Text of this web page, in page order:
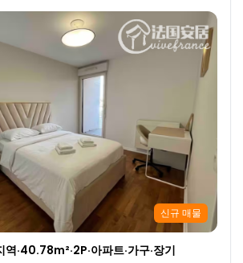
신규 매물
·40.78m²·2P·아파트·가구·장기